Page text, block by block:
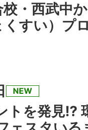
・西武中
くすい）プ
NEW
トを発見!?